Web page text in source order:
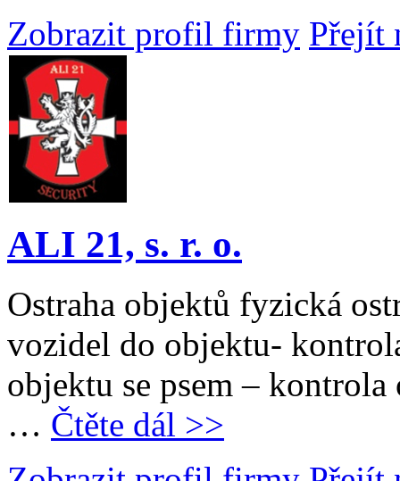
Zobrazit profil firmy Přejít
ALI 21, s. r. o.
Ostraha objektů fyzická
vozidel do objektu-
objektu se psem –
… Čtěte dál >>